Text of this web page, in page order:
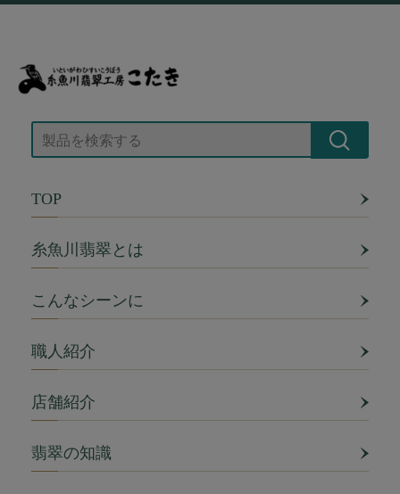
TOP
糸魚川翡翠とは
こんなシーンに
職人紹介
店舗紹介
翡翠の知識